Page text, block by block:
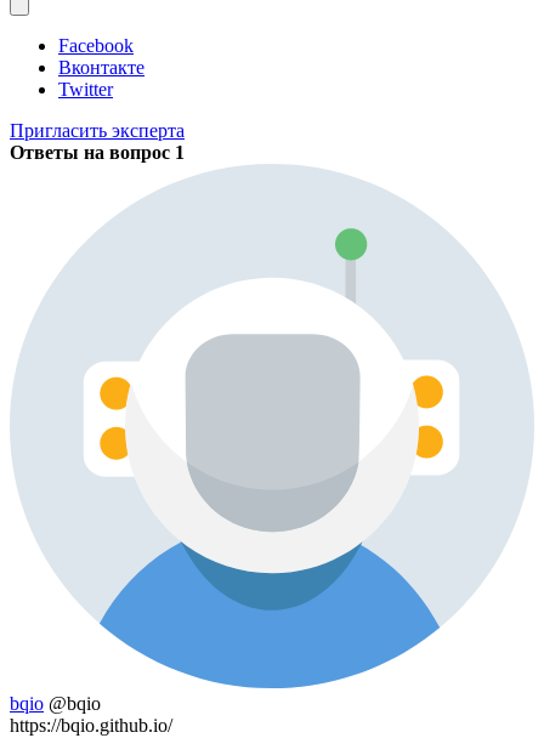
Facebook
Вконтакте
Twitter
Пригласить эксперта
Ответы на вопрос 1
bqio @bqio
https://bqio.github.io/